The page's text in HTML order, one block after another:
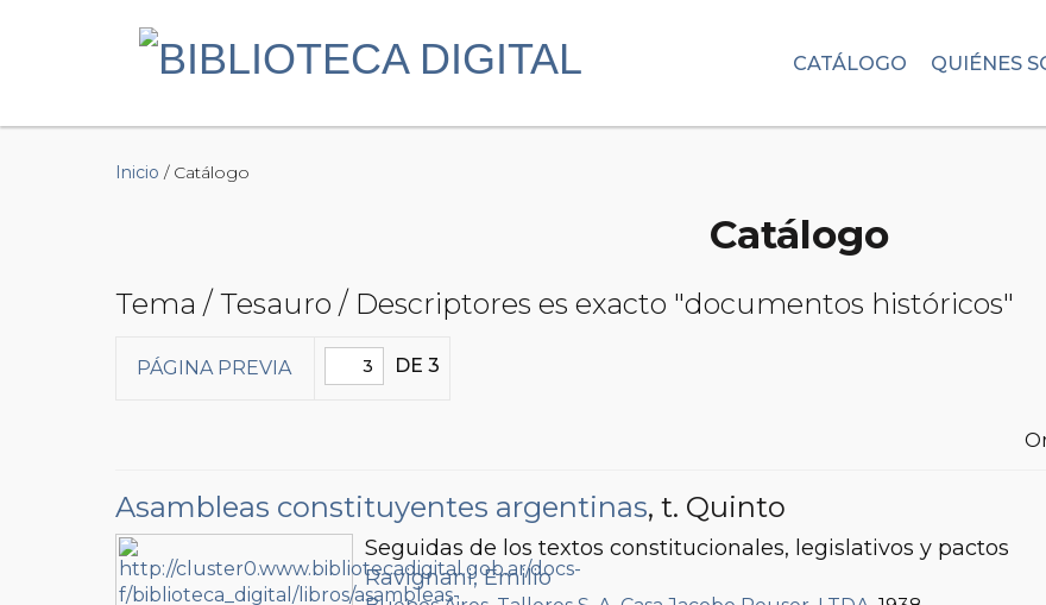
CATÁLOGO QUIÉNES
Inicio / Catálogo
Catálogo
Tema / Tesauro / Descriptores es exacto "documentos históricos"
PÁGINA PREVIA DE 3
Asambleas constituyentes argentinas, t. Quinto
Seguidas de los textos constitucionales, legislativos y pactos
Ravignani, Emilio